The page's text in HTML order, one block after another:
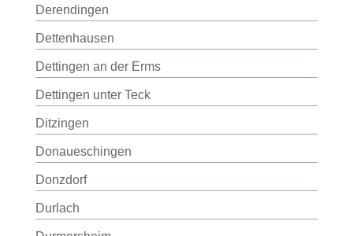
Derendingen
Dettenhausen
Dettingen an der Erms
Dettingen unter Teck
Ditzingen
Donaueschingen
Donzdorf
Durlach